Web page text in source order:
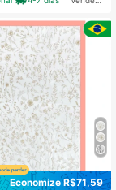
Economize R$71,59